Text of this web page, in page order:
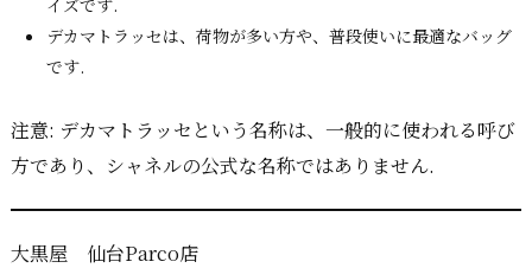
イズです.
デカマトラッセは、荷物が多い方や、普段使いに最適なバッグ
です.
注意: デカマトラッセという名称は、一般的に使われる呼び
方であり、シャネルの公式な名称ではありません.
大黒屋 仙台Parco店